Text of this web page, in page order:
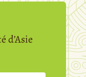
d’Asie